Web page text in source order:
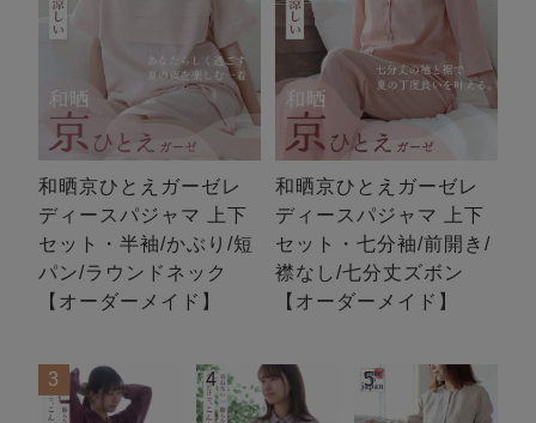
和晒京ひとえガーゼレ
ディースパジャマ 上下
セット・半袖/かぶり/短
パン/ラウンドネック
【オーダーメイド】
和晒京ひとえガーゼレ
ディースパジャマ 上下
セット・七分袖/前開き/
襟なし/七分丈ズボン
【オーダーメイド】
3 4 5